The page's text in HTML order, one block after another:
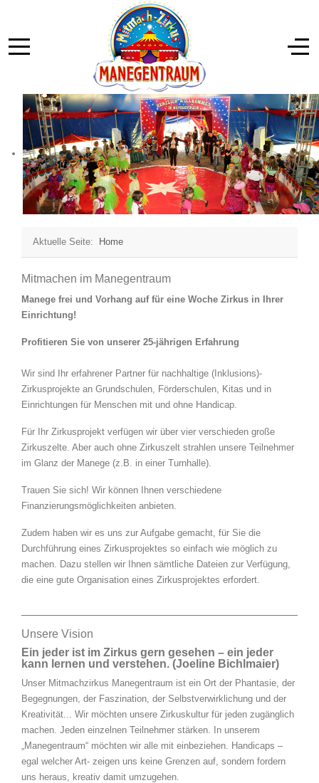
Aktuelle Seite: Home
Mitmachen im Manegentraum
Manege frei und Vorhang auf für eine Woche Zirkus in Ihrer
Einrichtung!
Profitieren Sie von unserer 25-jährigen Erfahrung
Wir sind Ihr erfahrener Partner für nachhaltige (Inklusions)-
Zirkusprojekte an Grundschulen, Förderschulen, Kitas und in
Einrichtungen für Menschen mit und ohne Handicap.
Für Ihr Zirkusprojekt verfügen wir über vier verschieden große
Zirkuszelte. Aber auch ohne Zirkuszelt strahlen unsere Teilnehmer
im Glanz der Manege (z.B. in einer Turnhalle).
Trauen Sie sich! Wir können Ihnen verschiedene
Finanzierungsmöglichkeiten anbieten.
Zudem haben wir es uns zur Aufgabe gemacht, für Sie die
Durchführung eines Zirkusprojektes so einfach wie möglich zu
machen. Dazu stellen wir Ihnen sämtliche Dateien zur Verfügung,
die eine gute Organisation eines Zirkusprojektes erfordert.
Unsere Vision
Ein jeder ist im Zirkus gern gesehen – ein jeder
kann lernen und verstehen. (Joeline Bichlmaier)
Unser Mitmachzirkus Manegentraum ist ein Ort der Phantasie, der
Begegnungen, der Faszination, der Selbstverwirklichung und der
Kreativität... Wir möchten unsere Zirkuskultur für jeden zugänglich
machen. Jeden einzelnen Teilnehmer stärken. In unserem
„Manegentraum“ möchten wir alle mit einbeziehen. Handicaps –
egal welcher Art- zeigen uns keine Grenzen auf, sondern fordern
uns heraus, kreativ damit umzugehen.